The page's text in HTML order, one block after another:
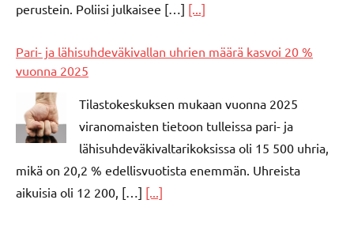
perustein. Poliisi julkaisee […] [...]
Pari- ja lähisuhdeväkivallan uhrien määrä kasvoi 20 %
vuonna 2025
Tilastokeskuksen mukaan vuonna 2025
viranomaisten tietoon tulleissa pari- ja
lähisuhdeväkivaltarikoksissa oli 15 500 uhria,
mikä on 20,2 % edellisvuotista enemmän. Uhreista
aikuisia oli 12 200, […] [...]